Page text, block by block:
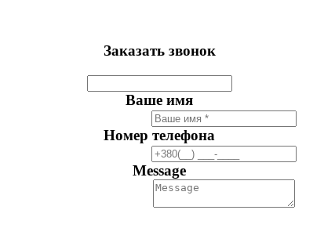
Заказать звонок
Ваше имя
Номер телефона
Message